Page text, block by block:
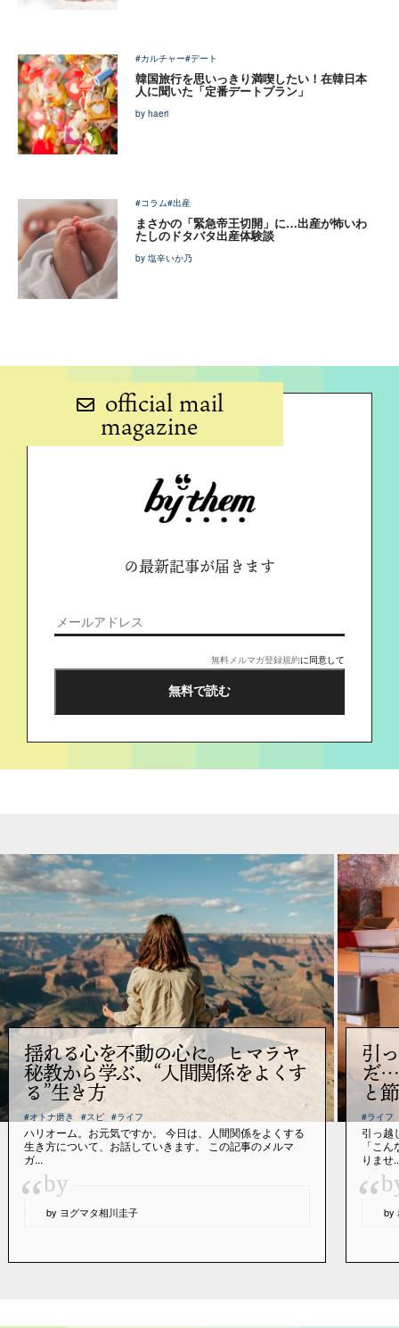
#カルチャー#デート
韓国旅行を思いっきり満喫したい！在韓日本
人に聞いた「定番デートプラン」
by haeri
#コラム#出産
まさかの「緊急帝王切開」に…出産が怖いわ
たしのドタバタ出産体験談
by 塩辛いか乃
official mail
magazine
の最新記事が届きます
無料メルマガ登録規約に同意して
揺れる心を不動の心に。ヒマラヤ
秘教から学ぶ、“人間関係をよくす
る”生き方
#オトナ磨き #スピ #ライフ
ハリオーム。お元気ですか。 今日は、人間関係をよくする
生き方について、お話していきます。 この記事のメルマ
ガ...
“by
by ヨグマタ相川圭子
引
だ…
と
#ライフ
引っ越
「こ
りませ
“ by